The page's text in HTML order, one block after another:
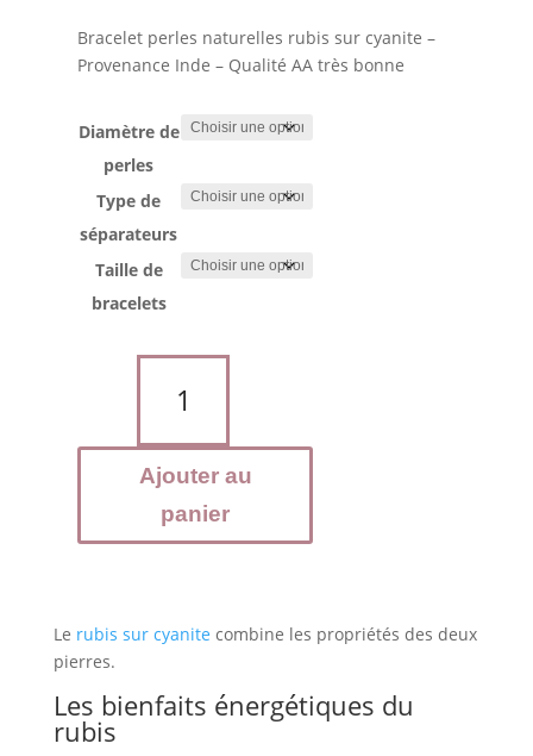
Bracelet perles naturelles rubis sur cyanite –
Provenance Inde – Qualité AA très bonne
Diamètre de
perles
Type de
séparateurs
Taille de
bracelets
RUBIS
sur
Cyanite
Ajouter au
panier
Le rubis sur cyanite combine les propriétés des deux
pierres.
Les bienfaits énergétiques du
rubis